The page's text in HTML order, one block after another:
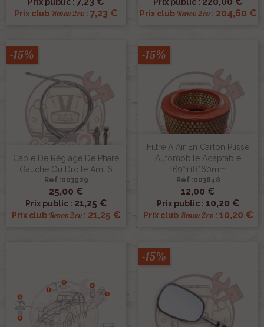
Prix club Renov 2cv : 7,23 € Prix club Renov 2cv: 204,60 €
Cable De Réglage De Phare
Gauche Ou Droite Ami 6
Ref :003929
25,00 €
Prix public : 21,25 €
Prix club Renov 2cv: 21,25 €
-15%
Filtre À Air En Carton Plissé
Automobile Adaptable
169*118*60mm
Ref :003848
12,00 €
Prix public : 10,20 €
Prix club Renov 2cv: 10,20 €
-15%
-15%